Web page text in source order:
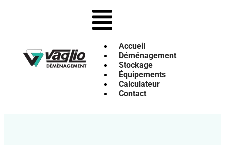
Accueil
Déménagement
Stockage
Équipements
Calculateur
Contact